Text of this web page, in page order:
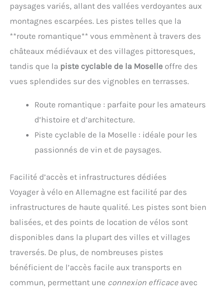
paysages variés, allant des vallées verdoyantes aux
montagnes escarpées. Les pistes telles que la
**route romantique** vous emmènent à travers des
châteaux médiévaux et des villages pittoresques,
tandis que la piste cyclable de la Moselle offre des
vues splendides sur des vignobles en terrasses.
Route romantique : parfaite pour les amateurs
d’histoire et d’architecture.
Piste cyclable de la Moselle : idéale pour les
passionnés de vin et de paysages.
Facilité d’accès et infrastructures dédiées
Voyager à vélo en Allemagne est facilité par des
infrastructures de haute qualité. Les pistes sont bien
balisées, et des points de location de vélos sont
disponibles dans la plupart des villes et villages
traversés. De plus, de nombreuses pistes
bénéficient de l’accès facile aux transports en
commun, permettant une connexion efficace avec